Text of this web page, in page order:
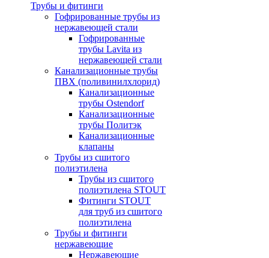
Трубы и фитинги
Гофрированные трубы из
нержавеющей стали
Гофрированные
трубы Lavita из
нержавеющей стали
Канализационные трубы
ПВХ (поливинилхлорид)
Канализационные
трубы Ostendorf
Канализационные
трубы Политэк
Канализационные
клапаны
Трубы из сшитого
полиэтилена
Трубы из сшитого
полиэтилена STOUT
Фитинги STOUT
для труб из сшитого
полиэтилена
Трубы и фитинги
нержавеющие
Нержавеющие